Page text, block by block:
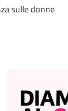
sulle donne